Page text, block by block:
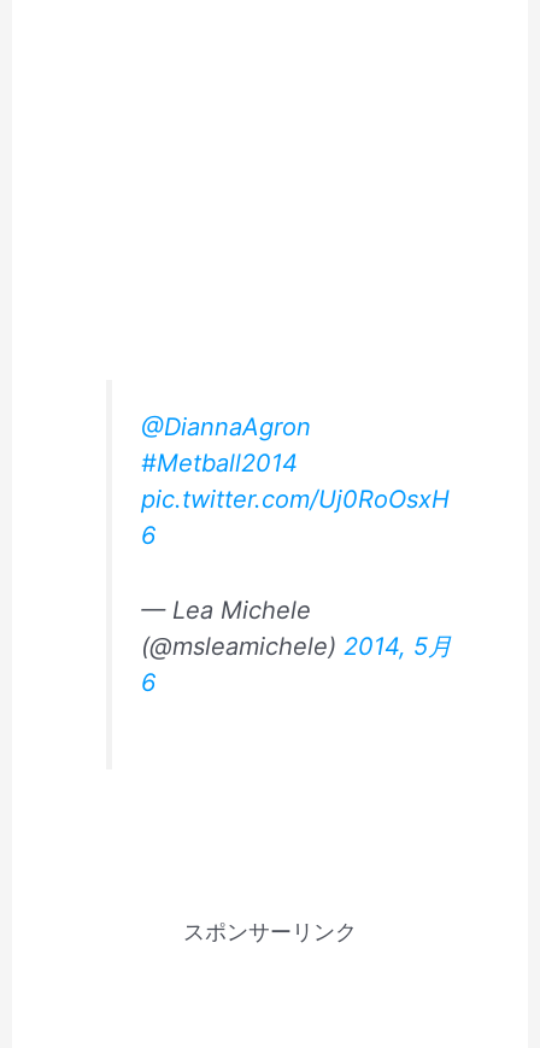
@DiannaAgron
#Metball2014
pic.twitter.com/Uj0RoOsxH
6
— Lea Michele
(@msleamichele)2014, 5月
6
スポンサーリンク